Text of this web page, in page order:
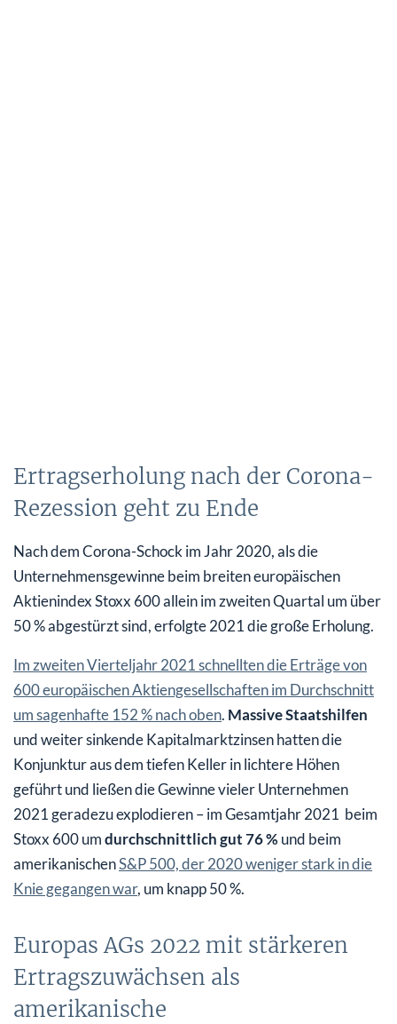
Ertragserholung nach der Corona-
Rezession geht zu Ende
Nach dem Corona-Schock im Jahr 2020, als die
Unternehmensgewinne beim breiten europäischen
Aktienindex Stoxx 600 allein im zweiten Quartal um über
50 % abgestürzt sind, erfolgte 2021 die große Erholung.
Im zweiten Vierteljahr 2021 schnellten die Erträge von
600 europäischen Aktiengesellschaften im Durchschnitt
um sagenhafte 152 % nach oben. Massive Staatshilfen
und weiter sinkende Kapitalmarktzinsen hatten die
Konjunktur aus dem tiefen Keller in lichtere Höhen
geführt und ließen die Gewinne vieler Unternehmen
2021 geradezu explodieren – im Gesamtjahr 2021 beim
Stoxx 600 umdurchschnittlich gut 76 % und beim
amerikanischenS&P 500, der 2020 weniger stark in die
Knie gegangen war, um knapp 50 %.
Europas AGs 2022 mit stärkeren
Ertragszuwächsen als
amerikanische